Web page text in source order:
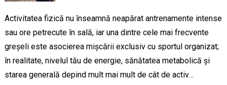
Activitatea fizică nu înseamnă neapărat antrenamente intense
sau ore petrecute în sală, iar una dintre cele mai frecvente
greșeli este asocierea mișcării exclusiv cu sportul organizat;
în realitate, nivelul tău de energie, sănătatea metabolică și
starea generală depind mult mai mult de cât de activ…